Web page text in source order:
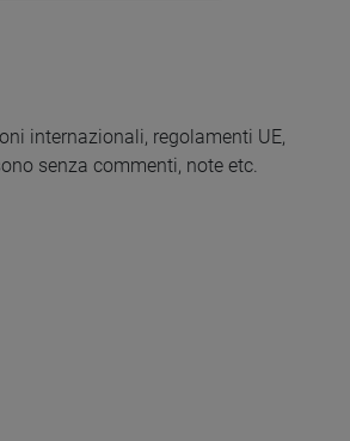
internazionali, regolamenti UE,
senza commenti, note etc.